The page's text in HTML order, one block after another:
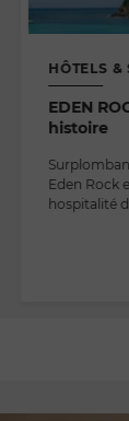
HÔTELS &
EDEN
histoire
Eden Rock
hospitalité